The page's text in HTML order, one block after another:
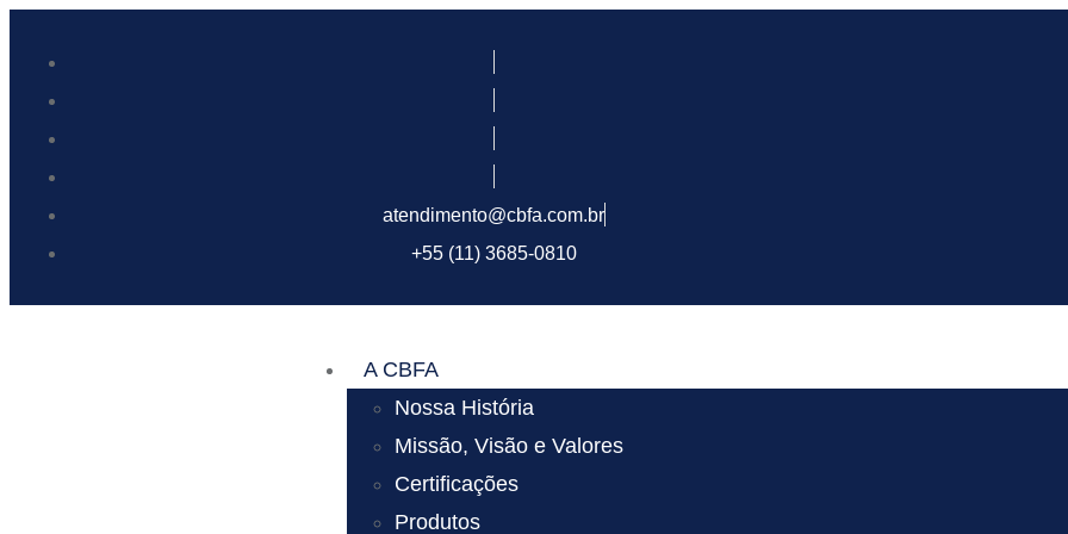
atendimento@cbfa.com.br
+55 (11) 3685-0810
A CBFA
Nossa História
Missão, Visão e Valores
Certificações
Produtos